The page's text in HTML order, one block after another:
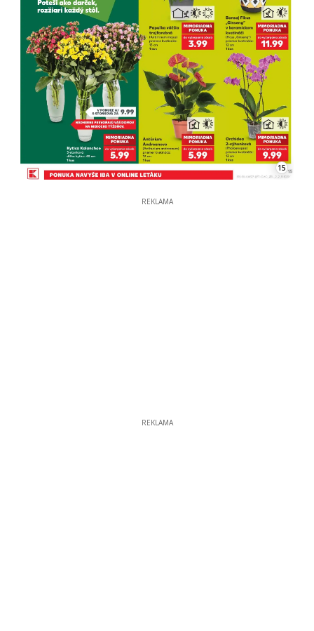
15
REKLAMA
REKLAMA